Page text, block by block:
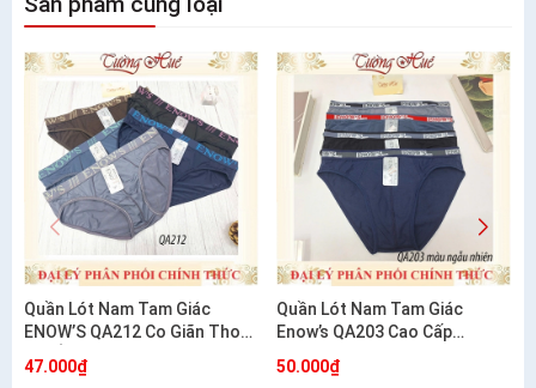
Quần Lót Nam Tam Giác
ENOW’S QA212 Co Giãn Thoải
Mái Ôm Dáng
47.000₫
Quần Lót Nam Tam Giác
Enow’s QA203 Cao Cấp
Cotton Co Giãn 4 Chiều
50.000₫